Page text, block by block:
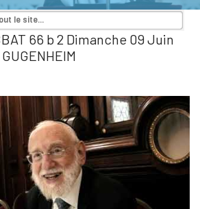
66 b 2 Dimanche 09 Juin